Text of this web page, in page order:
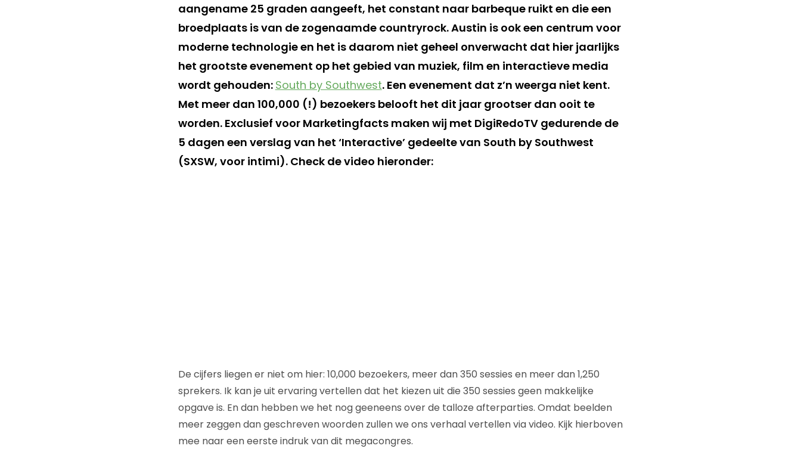
aangename 25 graden aangeeft, het constant naar barbeque ruikt en die een
broedplaats is van de zogenaamde countryrock. Austin is ook een centrum voor
moderne technologie en het is daarom niet geheel onverwacht dat hier jaarlijks
het grootste evenement op het gebied van muziek, film en interactieve media
wordt gehouden: South by Southwest. Een evenement dat z’n weerga niet kent.
Met meer dan 100,000 (!) bezoekers belooft het dit jaar grootser dan ooit te
worden. Exclusief voor Marketingfacts maken wij met DigiRedoTV gedurende de
5 dagen een verslag van het ‘Interactive’ gedeelte van South by Southwest
(SXSW, voor intimi). Check de video hieronder:
De cijfers liegen er niet om hier: 10,000 bezoekers, meer dan 350 sessies en meer dan 1,250
sprekers. Ik kan je uit ervaring vertellen dat het kiezen uit die 350 sessies geen makkelijke
opgave is. En dan hebben we het nog geeneens over de talloze afterparties. Omdat beelden
meer zeggen dan geschreven woorden zullen we ons verhaal vertellen via video. Kijk hierboven
mee naar een eerste indruk van dit megacongres.